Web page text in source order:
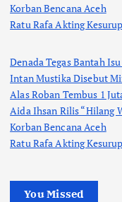
Korban Bencana Aceh
Ratu Rafa Akting
Denada Tegas Bantah
Intan Mustika Disebut
Alas Roban Tembus 1
Aida Ihsan Rilis “Hilang
Korban Bencana Aceh
Ratu Rafa Akting
You Missed